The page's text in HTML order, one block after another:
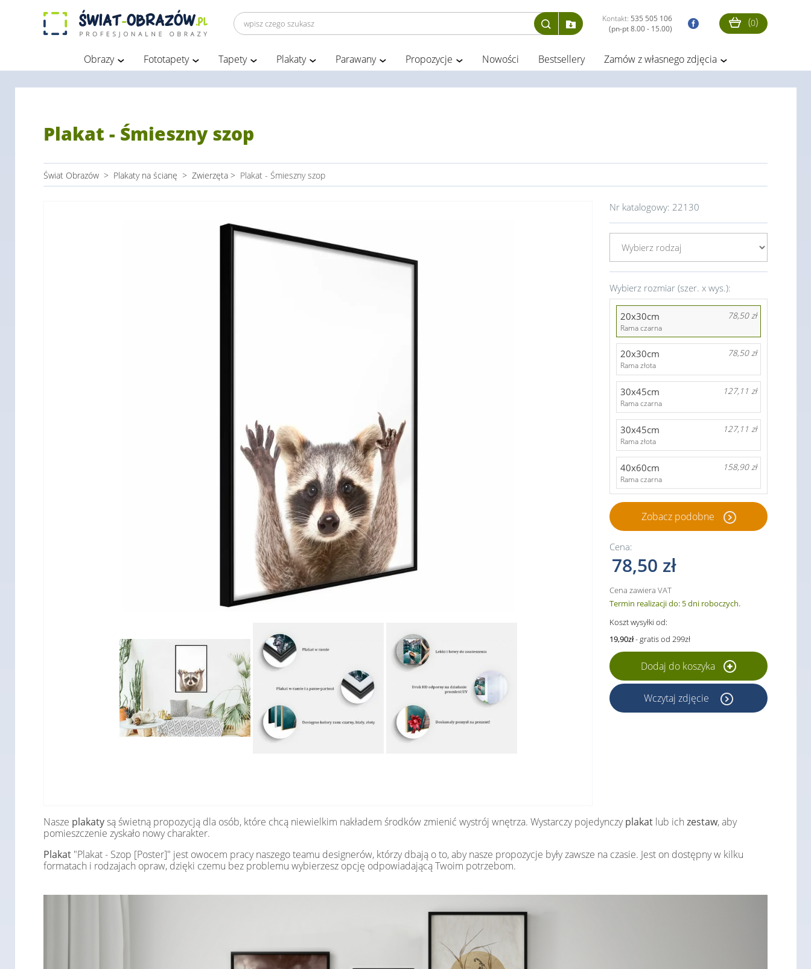
Kontakt: 535 505 106
(pn-pt 8.00 - 15.00)
(0)
Obrazy Fototapety Tapety Plakaty Parawany Propozycje Nowości Bestsellery Zamów z własnego zdjęcia
Plakat - Śmieszny szop
Świat Obrazów > Plakaty na ścianę > Zwierzęta > Plakat - Śmieszny szop
Nr katalogowy: 22130
Wybierz rozmiar (szer. x wys.):
20x30cm 78,50 zł
Rama czarna
20x30cm 78,50 zł
Rama złota
30x45cm 127,11 zł
Rama czarna
30x45cm 127,11 zł
Rama złota
40x60cm 158,90 zł
Rama czarna
Zobacz podobne
Cena:
78,50 zł
Cena zawiera VAT
Termin realizacji do: 5 dni roboczych.
Koszt wysyłki od:
19,90zł- gratis od 299zł
Dodaj do koszyka
Wczytaj zdjęcie
Nasze plakatysą świetną propozycją dla osób, które chcą niewielkim nakładem środków zmienić wystrój wnętrza. Wystarczy pojedynczyplakat lub ich zestaw, aby
pomieszczenie zyskało nowy charakter.
Plakat "Plakat - Szop [Poster]" jest owocem pracy naszego teamu designerów, którzy dbają o to, aby nasze propozycje były zawsze na czasie. Jest on dostępny w kilku
formatach i rodzajach opraw, dzięki czemu bez problemu wybierzesz opcję odpowiadającą Twoim potrzebom.